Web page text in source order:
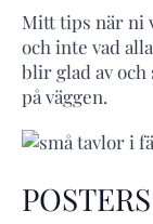
Mitt tips när ni
och inte vad
blir glad av
på väggen.